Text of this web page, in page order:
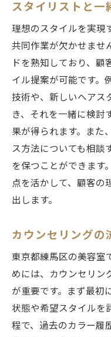
スタイリストと一
理想のスタイルを実現
共同作業が欠かせませ
ドを熟知しており、顧
イル提案が可能です。
技術や、新しいヘアス
き、それを一緒に検討
果が得られます。また
ス方法についても相談
を保つことができます
点を活かして、顧客の
出します。
カウンセリングの
東京都練馬区の美容室
めには、カウンセリン
が重要です。まず最初
状態や希望スタイルを
程で、過去のカラー履